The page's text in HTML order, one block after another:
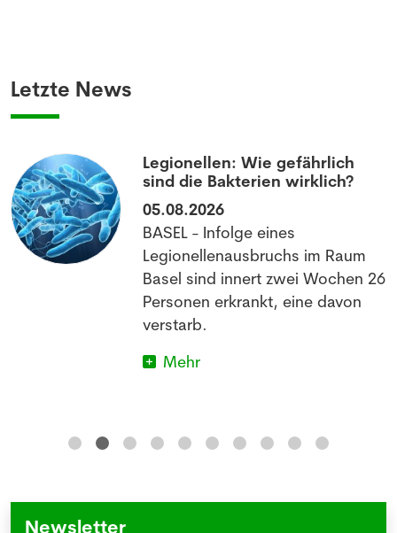
Letzte News
Legionellen: Wie gefährlich
sind die Bakterien wirklich?
05.08.2026
BASEL - Infolge eines
Legionellenausbruchs im Raum
Basel sind innert zwei Wochen 26
Personen erkrankt, eine davon
verstarb.
Mehr
Newsletter